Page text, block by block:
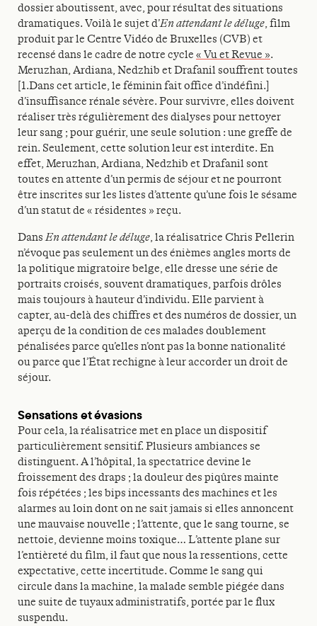
dossier aboutissent, avec, pour résultat des situations
dramatiques. Voilà le sujet d’En attendant le déluge, film
produit par le Centre Vidéo de Bruxelles (CVB) et
recensé dans le cadre de notre cycle « Vu et Revue ».
Meruzhan, Ardiana, Nedzhib et Drafanil souffrent toutes
[1.Dans cet article, le féminin fait office d’indéfini.]
d’insuffisance rénale sévère. Pour survivre, elles doivent
réaliser très régulièrement des dialyses pour nettoyer
leur sang ; pour guérir, une seule solution : une greffe de
rein. Seulement, cette solution leur est interdite. En
effet, Meruzhan, Ardiana, Nedzhib et Drafanil sont
toutes en attente d’un permis de séjour et ne pourront
être inscrites sur les listes d’attente qu’une fois le sésame
d’un statut de « résidentes » reçu.
DansEn attendant le déluge, la réalisatrice Chris Pellerin
n’évoque pas seulement un des énièmes angles morts de
la politique migratoire belge, elle dresse une série de
portraits croisés, souvent dramatiques, parfois drôles
mais toujours à hauteur d’individu. Elle parvient à
capter, au-delà des chiffres et des numéros de dossier, un
aperçu de la condition de ces malades doublement
pénalisées parce qu’elles n’ont pas la bonne nationalité
ou parce que l’État rechigne à leur accorder un droit de
séjour.
Sensations et évasions
Pour cela, la réalisatrice met en place un dispositif
particulièrement sensitif. Plusieurs ambiances se
distinguent. A l’hôpital, la spectatrice devine le
froissement des draps ; la douleur des piqûres mainte
fois répétées ; les bips incessants des machines et les
alarmes au loin dont on ne sait jamais si elles annoncent
une mauvaise nouvelle ; l’attente, que le sang tourne, se
nettoie, devienne moins toxique… L’attente plane sur
l’entièreté du film, il faut que nous la ressentions, cette
expectative, cette incertitude. Comme le sang qui
circule dans la machine, la malade semble piégée dans
une suite de tuyaux administratifs, portée par le flux
suspendu.